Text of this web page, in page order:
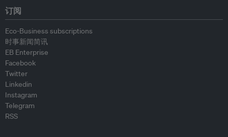
订阅
Eco-Business subscriptions
时事新闻简讯
EB Enterprise
Facebook
Twitter
Linkedin
Instagram
Telegram
RSS